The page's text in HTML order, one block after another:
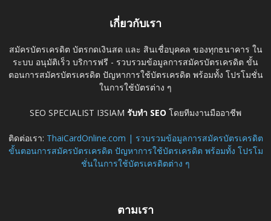
เกี่ยวกับเรา
สมัครบัตรเครดิต บัตรกดเงินสด และ สินเชื่อบุคคล ของทุกธนาคาร ใน
ระบบ อนุมัติเร็ว บริการฟรี - รวบรวมข้อมูลการสมัครบัตรเครดิต ขั้น
ตอนการสมัครบัตรเครดิต ปัญหาการใช้บัตรเครดิต พร้อมทั้ง โปรโมชั่น
ในการใช้บัตรต่าง ๆ
SEO SPECIALIST I3SIAM รับทำ SEO โดยทีมงานมืออาชีพ
ติดต่อเรา: ThaiCardOnline.com | รวบรวมข้อมูลการสมัครบัตรเครดิต
ขั้นตอนการสมัครบัตรเครดิต ปัญหาการใช้บัตรเครดิต พร้อมทั้ง โปรโม
ชั่นในการใช้บัตรเครดิตต่าง ๆ
ตามเรา